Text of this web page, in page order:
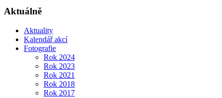
Aktuálně
Aktuality
Kalendář akcí
Fotografie
Rok 2024
Rok 2023
Rok 2021
Rok 2018
Rok 2017